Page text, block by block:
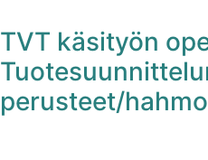
TVT käsityön
perusteet/